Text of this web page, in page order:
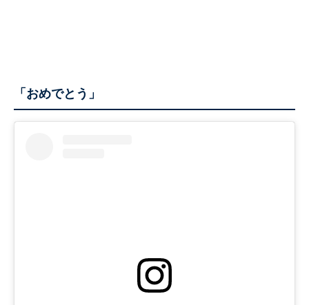
「おめでとう」